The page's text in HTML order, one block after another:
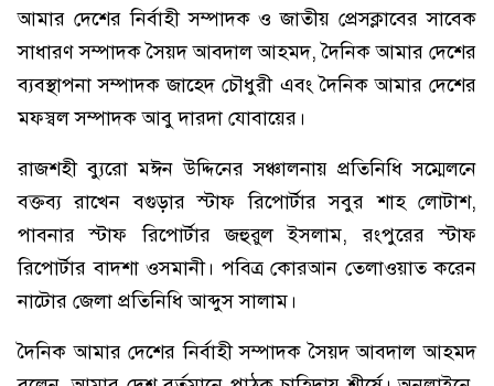
আমার দেশের নির্বাহী সম্পাদক ও জাতীয় প্রেসক্লাবের সাবেক
সাধারণ সম্পাদক সৈয়দ আবদাল আহমদ, দৈনিক আমার দেশের
ব্যবস্থাপনা সম্পাদক জাহেদ চৌধুরী এবং দৈনিক আমার দেশের
মফস্বল সম্পাদক আবু দারদা যোবায়ের।
রাজশহী ব্যুরো মঈন উদ্দিনের সঞ্চালনায় প্রতিনিধি সম্মেলনে
বক্তব্য রাখেন বগুড়ার স্টাফ রিপোর্টার সবুর শাহ লোটাশ,
পাবনার স্টাফ রিপোর্টার জহুরুল ইসলাম, রংপুরের স্টাফ
রিপোর্টার বাদশা ওসমানী। পবিত্র কোরআন তেলাওয়াত করেন
নাটোর জেলা প্রতিনিধি আব্দুস সালাম।
দৈনিক আমার দেশের নির্বাহী সম্পাদক সৈয়দ আবদাল আহমদ